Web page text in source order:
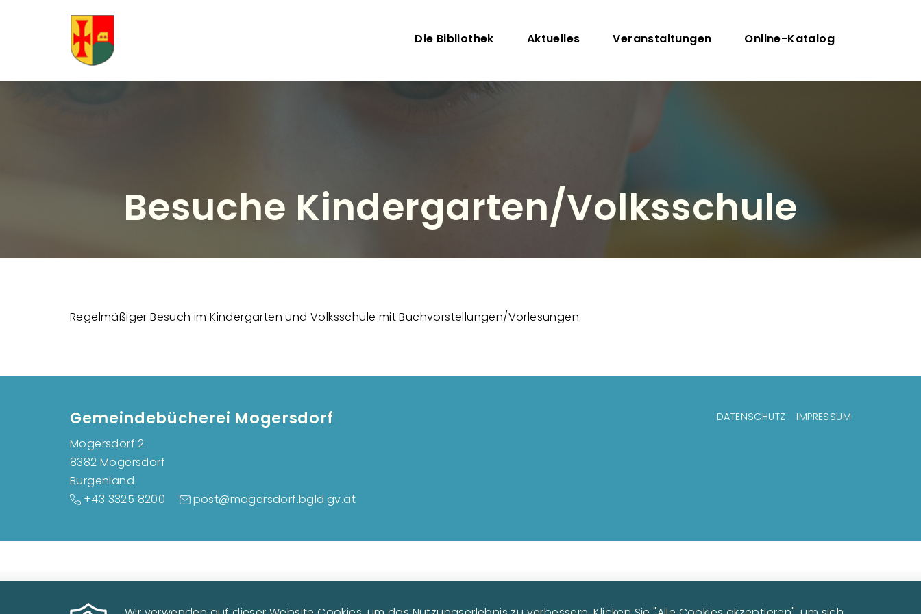
Hauptnavigation
Die Bibliothek Aktuelles Veranstaltungen Online-Katalog
Besuche Kindergarten/Volksschule
Regelmäßiger Besuch im Kindergarten und Volksschule mit Buchvorstellungen/Vorlesungen.
Gemeindebücherei Mogersdorf
Mogersdorf 2
8382 Mogersdorf
Burgenland
+43 3325 8200
post@mogersdorf.bgld.gv.at
DATENSCHUTZ IMPRESSUM